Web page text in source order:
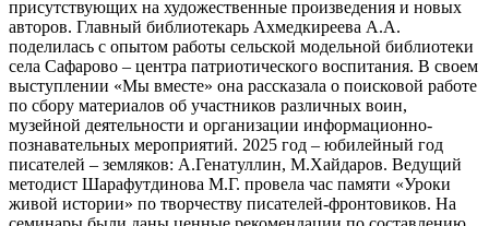
присутствующих на художественные произведения и новых
авторов. Главный библиотекарь Ахмедкиреева А.А.
поделилась с опытом работы сельской модельной библиотеки
села Сафарово – центра патриотического воспитания. В своем
выступлении «Мы вместе» она рассказала о поисковой работе
по сбору материалов об участников различных воин,
музейной деятельности и организации информационно-
познавательных мероприятий. 2025 год – юбилейный год
писателей – земляков: А.Генатуллин, М.Хайдаров. Ведущий
методист Шарафутдинова М.Г. провела час памяти «Уроки
живой истории» по творчеству писателей-фронтовиков. На